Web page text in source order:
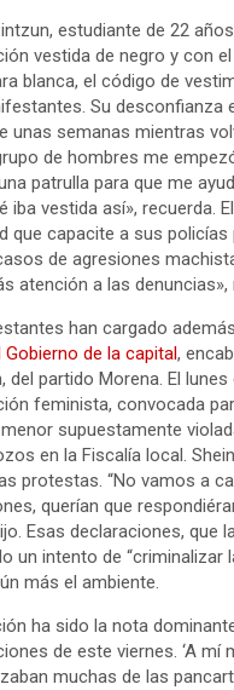
estudiante de 22
vestida de negro y con
blanca, el código de
Su desconfianza
unas semanas mientras
de hombres me
patrulla para que me
iba vestida así», recuerda.
que capacite a sus policías
de agresiones
atención a las denuncias»,
han cargado
de la capital,
del partido Morena. El
feminista, convocada
supuestamente
en la Fiscalía local.
protestas. “No vamos a
querían que
Esas declaraciones, que
un intento de “criminalizar
más el ambiente.
ha sido la nota
de este viernes. ‘A mí
muchas de las